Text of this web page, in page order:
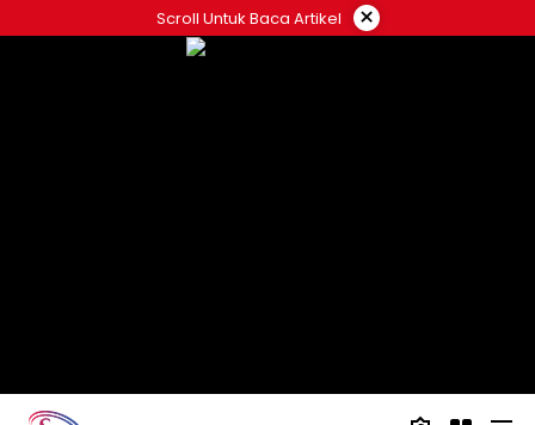
to
Scroll Untuk Baca Artikel ×